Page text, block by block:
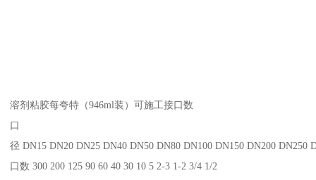
溶剂粘胶每夸特（946ml装）可施工接口数
口
径 DN15 DN20 DN25 DN40 DN50 DN80 DN100 DN150 DN200 DN250
口数 300 200 125 90 60 40 30 10 5 2-3 1-2 3/4 1/2